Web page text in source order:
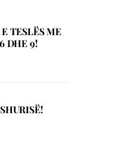
TESLËS ME
DHE 9!